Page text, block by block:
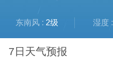
东南风 : 2级 湿度 :
7日天气预报